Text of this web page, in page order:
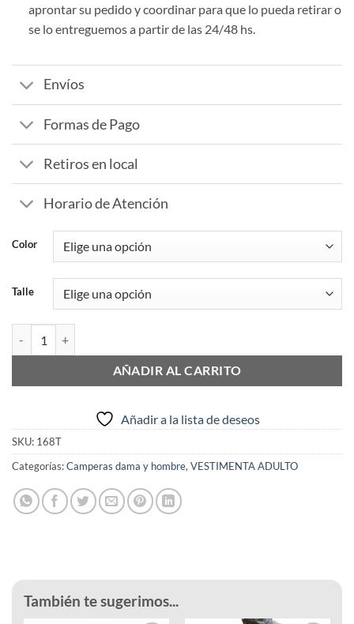
aprontar su pedido y coordinar para que lo pueda retirar o
se lo entreguemos a partir de las 24/48 hs.
Envíos
Formas de Pago
Retiros en local
Horario de Atención
Color
Talle
AÑADIR AL CARRITO
Añadir a la lista de deseos
SKU: 168T
Categorías:Camperas dama y hombre, VESTIMENTA ADULTO
También te sugerimos...